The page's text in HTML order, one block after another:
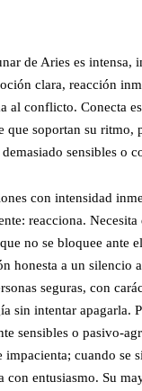
de Aries es intensa,
clara, reacción
al conflicto. Conecta
que soportan su ritmo,
sensibles o
con intensidad
reacciona.
no se bloquee ante
honesta a un silencio
seguras, con
sin intentar apagarla.
sensibles o pasivo-
impacienta; cuando se
con entusiasmo. Su